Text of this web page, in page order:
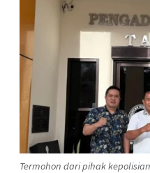
Termohon dari pihak